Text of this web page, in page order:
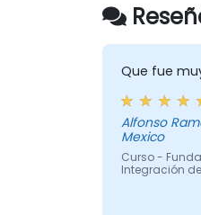
de las
Que fue
Alfonso Ramos -
Mexico
Curso -
Integración